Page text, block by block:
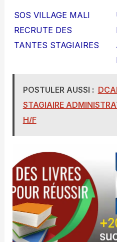
SOS VILLAGE MALI
RECRUTE DES
TANTES STAGIAIRES
POSTULER AUSSI :
STAGIAIRE
H/F